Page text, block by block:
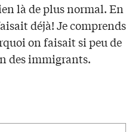
là de plus normal. En
déjà! Je comprends
on faisait si peu de
des immigrants.